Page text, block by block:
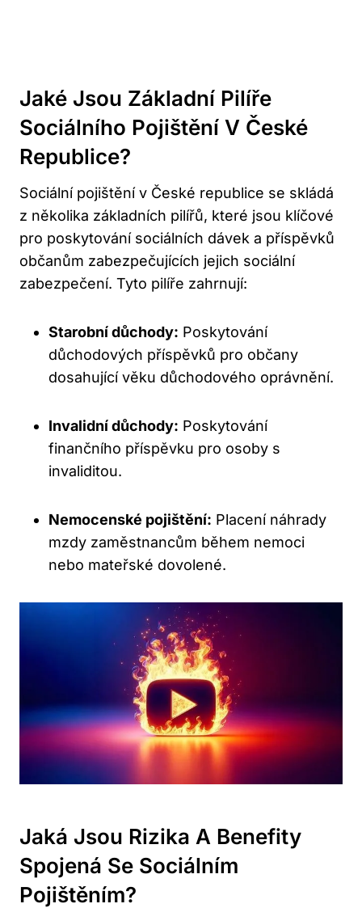
Jaké Jsou Základní Pilíře
Sociálního Pojištění V České
Republice?
Sociální pojištění v České republice se skládá
z několika základních pilířů, které jsou klíčové
pro poskytování sociálních dávek a příspěvků
občanům zabezpečujících jejich sociální
zabezpečení. Tyto pilíře zahrnují:
Starobní důchody: Poskytování
důchodových příspěvků pro občany
dosahující věku důchodového oprávnění.
Invalidní důchody: Poskytování
finančního příspěvku pro osoby s
invaliditou.
Nemocenské pojištění: Placení náhrady
mzdy zaměstnancům během nemoci
nebo mateřské dovolené.
Jaká Jsou Rizika A Benefity
Spojená Se Sociálním
Pojištěním?